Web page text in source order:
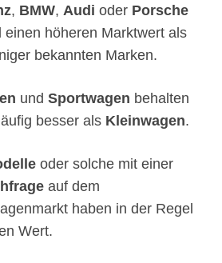
, BMW, Audi oder Porsche
einen höheren Marktwert als
bekannten Marken.
und Sportwagen behalten
besser als Kleinwagen.
oder solche mit einer
auf dem
haben in der Regel
Wert.